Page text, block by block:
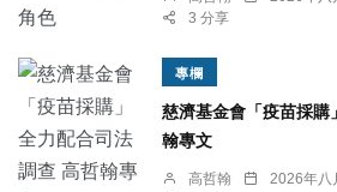
3 分享
專欄
慈濟基金會「疫苗採購
翰專文
高哲翰 2026年八